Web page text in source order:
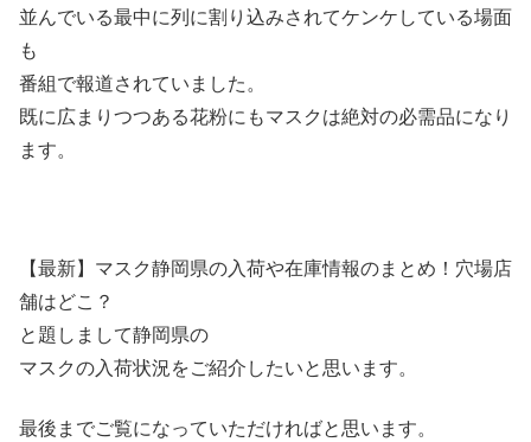
並んでいる最中に列に割り込みされてケンケしている場面
も
番組で報道されていました。
既に広まりつつある花粉にもマスクは絶対の必需品になり
ます。
【最新】マスク静岡県の入荷や在庫情報のまとめ！穴場店
舗はどこ？
と題しまして静岡県の
マスクの入荷状況をご紹介したいと思います。
最後までご覧になっていただければと思います。